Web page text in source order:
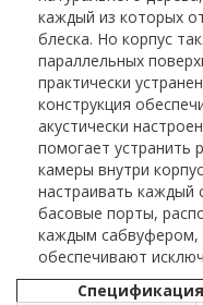
каждый из которых
блеска. Но корпус
параллельных
практически
конструкция
акустически
помогает устранить
камеры внутри
настраивать каждый
басовые порты,
каждым сабвуфером,
обеспечивают